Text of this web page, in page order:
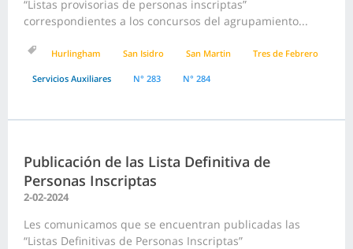
“Listas provisorias de personas inscriptas”
correspondientes a los concursos del agrupamiento...
Hurlingham San Isidro San Martin Tres de Febrero
Servicios Auxiliares N° 283 N° 284
Publicación de las Lista Definitiva de
Personas Inscriptas
2-02-2024
Les comunicamos que se encuentran publicadas las
“Listas Definitivas de Personas Inscriptas”